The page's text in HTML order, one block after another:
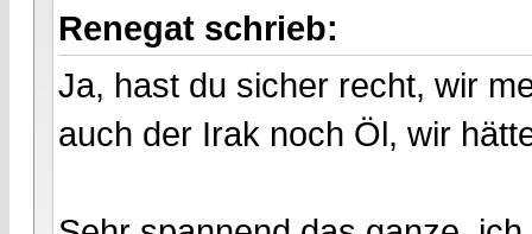
Renegat schrieb:
Ja, hast du sicher recht, wir
auch der Irak noch Öl, wir